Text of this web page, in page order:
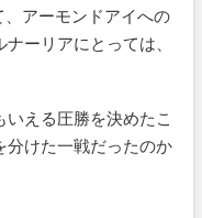
アーモンドアイへの
ーリアにとっては、
える圧勝を決めたこ
分けた一戦だったのか